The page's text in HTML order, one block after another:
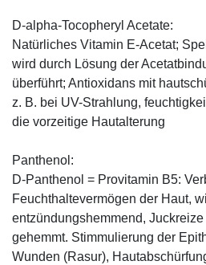
D-alpha-Tocopheryl Acetate:
Natürliches Vitamin E-Acetat;
wird durch Lösung der
überführt; Antioxidans mit
z. B. bei UV-Strahlung,
die vorzeitige Hautalterung
Panthenol:
D-Panthenol = Provitamin B5:
Feuchthaltevermögen der Haut,
entzündungshemmend,
gehemmt. Stimmulierung der
Wunden (Rasur),